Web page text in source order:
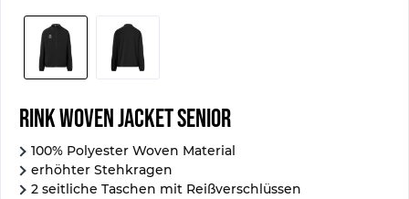
Rink Woven Jacket Senior
100% Polyester Woven Material
erhöhter Stehkragen
2 seitliche Taschen mit Reißverschlüssen